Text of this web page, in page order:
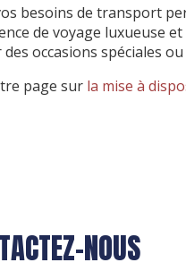
besoins de transport
de voyage luxueuse
occasions spéciales
page sur la mise à
NOUS